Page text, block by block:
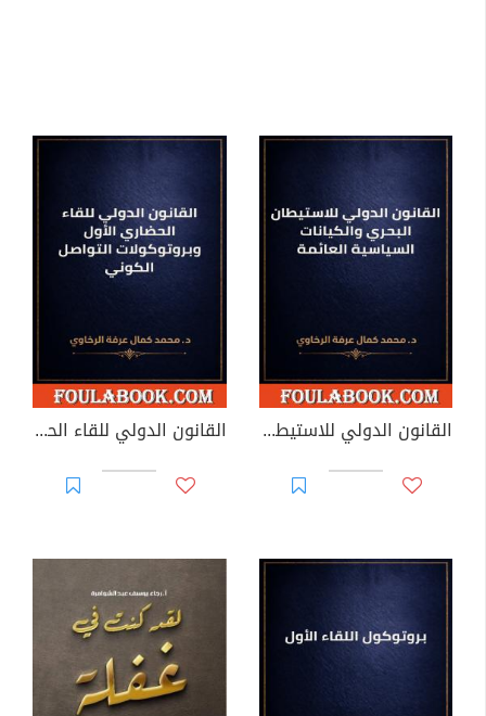
القانون الدولي للاستيطان البحري والكيانات السياسية العائمة القانون الدولي للقاء الحضاري الأول وبروتوكولات التواصل الكوني